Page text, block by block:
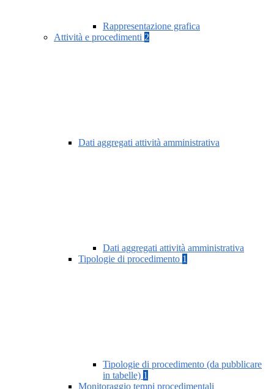
Rappresentazione grafica
Attività e procedimenti 2
Dati aggregati attività amministrativa
Dati aggregati attività amministrativa
Tipologie di procedimento 1
Tipologie di procedimento (da pubblicare
in tabelle) 1
Monitoraggio tempi procedimentali